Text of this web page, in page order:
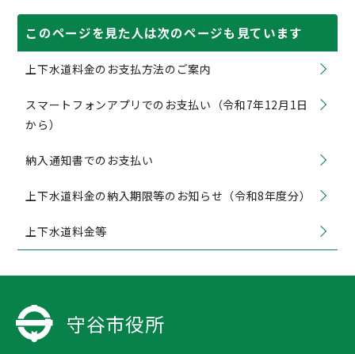
このページを見た人は次のページも見ています
上下水道料金のお支払方法のご案内
スマートフォンアプリでのお支払い（令和7年12月1日
から）
納入通知書でのお支払い
上下水道料金の納入期限等のお知らせ（令和8年度分）
上下水道料金等
守谷市役所